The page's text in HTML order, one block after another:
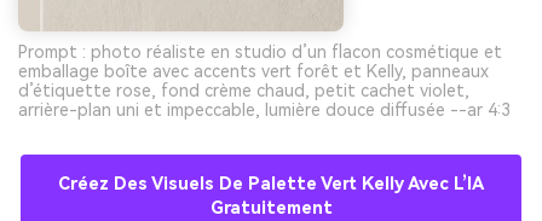
Prompt : photo réaliste en studio d’un flacon cosmétique et
emballage boîte avec accents vert forêt et Kelly, panneaux
d’étiquette rose, fond crème chaud, petit cachet violet,
arrière-plan uni et impeccable, lumière douce diffusée --ar 4:3
Créez Des Visuels De Palette Vert Kelly Avec L’IA
Gratuitement